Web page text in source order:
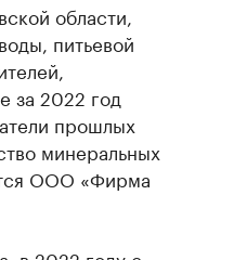
области,
питьевой
за 2022 год
прошлых
минеральных
ООО «Фирма